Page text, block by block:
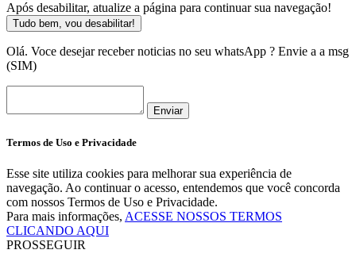
Após desabilitar, atualize a página para continuar sua navegação!
Tudo bem, vou desabilitar!
Olá. Voce desejar receber noticias no seu whatsApp ? Envie a a msg
(SIM)
Enviar
Termos de Uso e Privacidade
Esse site utiliza cookies para melhorar sua experiência de
navegação. Ao continuar o acesso, entendemos que você concorda
com nossos Termos de Uso e Privacidade.
Para mais informações, ACESSE NOSSOS TERMOS
CLICANDO AQUI
PROSSEGUIR